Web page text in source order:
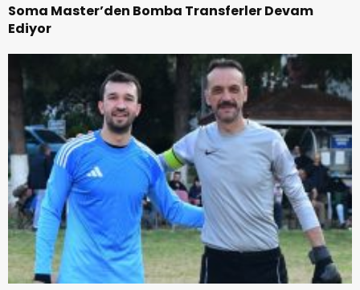
Soma Master’den Bomba Transferler Devam
Ediyor